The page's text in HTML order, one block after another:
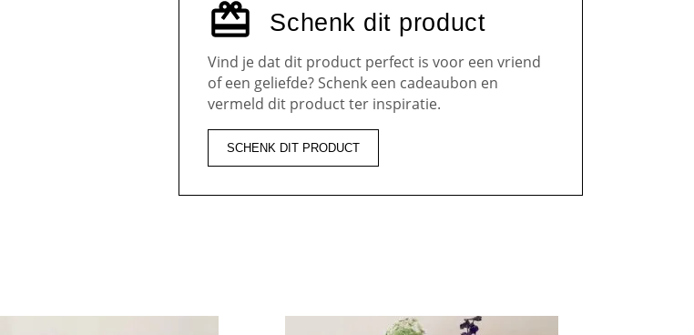
Schenk dit product
Vind je dat dit product perfect is voor een vriend
of een geliefde? Schenk een cadeaubon en
vermeld dit product ter inspiratie.
SCHENK DIT PRODUCT